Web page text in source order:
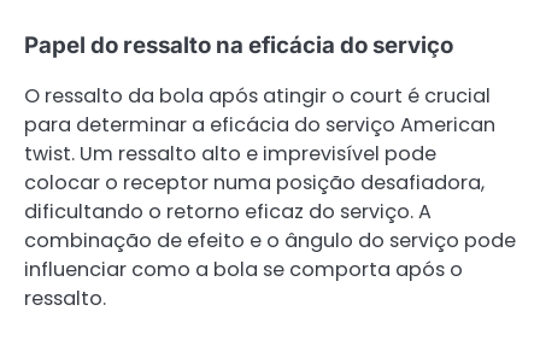
Papel do ressalto na eficácia do serviço
O ressalto da bola após atingir o court é crucial
para determinar a eficácia do serviço American
twist. Um ressalto alto e imprevisível pode
colocar o receptor numa posição desafiadora,
dificultando o retorno eficaz do serviço. A
combinação de efeito e o ângulo do serviço pode
influenciar como a bola se comporta após o
ressalto.